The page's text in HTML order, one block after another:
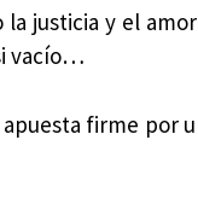
justicia y el
vacío…
firme por